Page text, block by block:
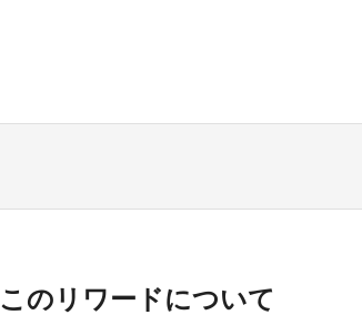
このリワードについて